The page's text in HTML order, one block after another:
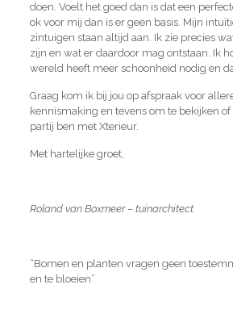
doen. Voelt het goed dan is dat een
ok voor mij dan is er geen basis. Mijn
zintuigen staan altijd aan. Ik zie precies
zijn en wat er daardoor mag ontstaan. Ik
wereld heeft meer schoonheid nodig en
Graag kom ik bij jou op afspraak voor
kennismaking en tevens om te bekijken
partij ben met Xterieur.
Met hartelijke groet,
Roland van Boxmeer – tuinarchitect
“Bomen en planten vragen geen
en te bloeien”